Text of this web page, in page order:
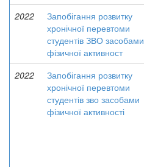
2022
Запобігання розвитку
хронічної перевтоми
студентів ЗВО засобами
фізичної активност
2022
Запобігання розвитку
хронічної перевтоми
студентів зво засобами
фізичної активності